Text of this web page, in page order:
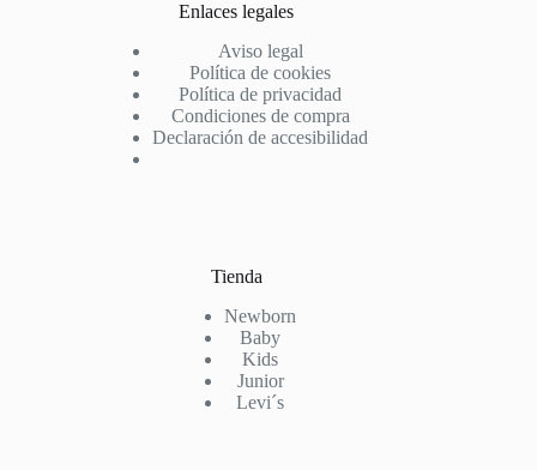
Enlaces legales
Aviso legal
Política de cookies
Política de privacidad
Condiciones de compra
Declaración de accesibilidad
Tienda
Newborn
Baby
Kids
Junior
Levi´s